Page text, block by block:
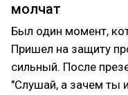
молчат
Был один момент,
Пришел на защиту
сильный. После
"Слушай, а зачем ты